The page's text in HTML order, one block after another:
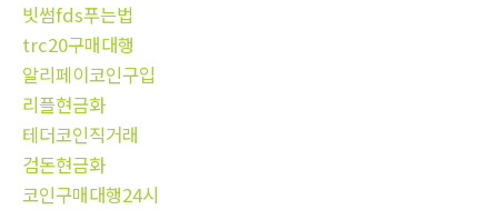
빗썸fds푸는법
trc20구매대행
알리페이코인구입
리플현금화
테더코인직거래
검돈현금화
코인구매대행24시